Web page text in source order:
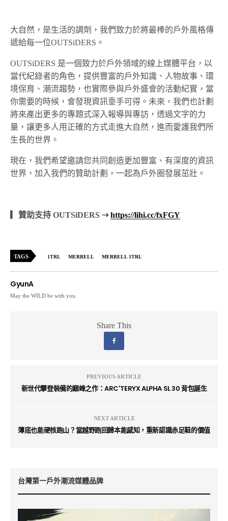
大自然，是生活的調劑，我們致力於將最棒的戶外風格傳
遞給每一位OUTSiDERS。
OUTSiDERS 是一個致力於戶外領域的線上媒體平台，以
當代紀錄者的角色，提供豐富的戶外知識、人物故事、環
境保育、潮流趨勢，也實際參與戶外盛會的活動紀實，當
你需要的時候，會發現資訊垂手可得。未來，我們也計劃
將來產出更多的專題式深入報導與專訪，透過文字的力
量，讓更多人用正確的方式走進大自然，進而愛護我們所
生長的世界。
現在，我們希望邀請您共同創造更加豐富、有深度的資訊
世界，加入我們的贊助計劃，一起為戶外圈發展茁壯。
▎贊助支持 OUTSiDERS ⇢https://lihi.cc/fxFGY
TAGS 1TRL MERRELL MERRELL 1TRL
GyunA
May the WILD be with you.
Share This
PREVIOUS ARTICLE
新世代攀登裝備的巔峰之作：ARC'TERYX ALPHA SL 30 背包誕生
NEXT ARTICLE
薄底也能硬核跑山？當越野跑回歸本能感知，重新認識赤足鞋的價值
台灣第一戶外潮流媒體品牌